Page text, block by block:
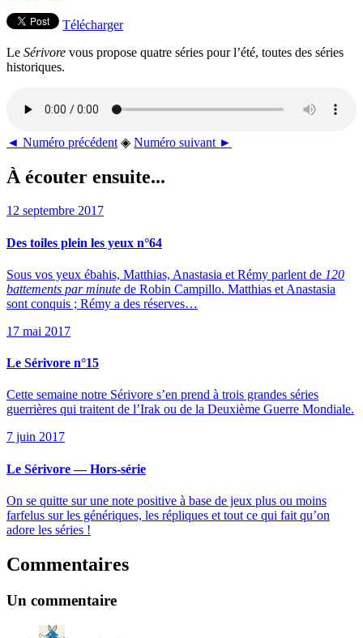
Télécharger
Le Sérivore vous propose quatre séries pour l’été, toutes des séries
historiques.
◄ Numéro précédent ◈ Numéro suivant ►
À écouter ensuite...
12 septembre 2017
Des toiles plein les yeux n°64
Sous vos yeux ébahis, Matthias, Anastasia et Rémy parlent de 120
battements par minute de Robin Campillo. Matthias et Anastasia
sont conquis ; Rémy a des réserves…
17 mai 2017
Le Sérivore n°15
Cette semaine notre Sérivore s’en prend à trois grandes séries
guerrières qui traitent de l’Irak ou de la Deuxième Guerre Mondiale.
7 juin 2017
Le Sérivore — Hors-série
On se quitte sur une note positive à base de jeux plus ou moins
farfelus sur les génériques, les répliques et tout ce qui fait qu’on
adore les séries !
Commentaires
Un commentaire